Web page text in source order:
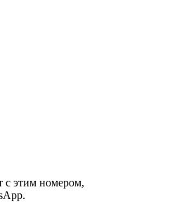
с этим номером,